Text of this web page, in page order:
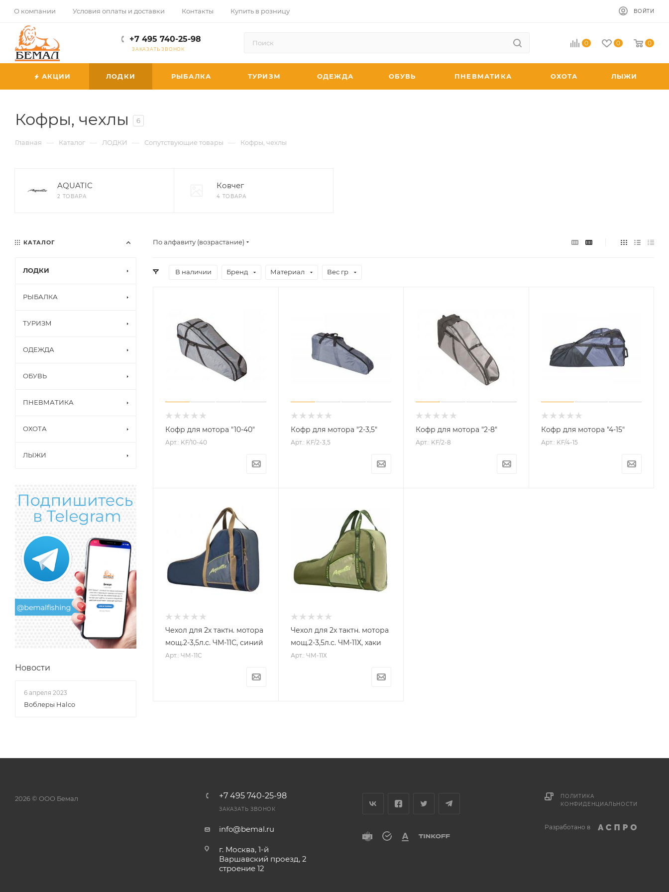
О компании Условия оплаты и доставки Контакты Купить в розницу ВОЙТИ
+7 495 740-25-98
ЗАКАЗАТЬ ЗВОНОК
0 0 0
АКЦИИ ЛОДКИ РЫБАЛКА ТУРИЗМ ОДЕЖДА ОБУВЬ ПНЕВМАТИКА ОХОТА ЛЫЖИ
Кофры, чехлы 6
Главная — Каталог — ЛОДКИ — Сопутствующие товары — Кофры, чехлы
AQUATIC
2 ТОВАРА
Ковчег
4 ТОВАРА
По алфавиту (возрастание)
В наличии Бренд Материал Вес гр
Кофр для мотора "10-40"
Арт.: KF/10-40
Кофр для мотора "2-3,5"
Арт.: KF/2-3,5
Кофр для мотора "2-8"
Арт.: KF/2-8
Кофр для мотора "4-15"
Арт.: KF/4-15
Чехол для 2х тактн. мотора
мощ.2-3,5л.с. ЧМ-11С, синий
Арт.: ЧМ-11С
Чехол для 2х тактн. мотора
мощ.2-3,5л.с. ЧМ-11Х, хаки
Арт.: ЧМ-11Х
КАТАЛОГ
ЛОДКИ
РЫБАЛКА
ТУРИЗМ
ОДЕЖДА
ОБУВЬ
ПНЕВМАТИКА
ОХОТА
ЛЫЖИ
Новости
6 апреля 2023
Воблеры Halco
2026 © ООО Бемал +7 495 740-25-98
ЗАКАЗАТЬ ЗВОНОК
info@bemal.ru
г. Москва, 1-й
Варшавский проезд, 2
строение 12
ПОЛИТИКА
КОНФИДЕНЦИАЛЬНОСТИ
Разработано в